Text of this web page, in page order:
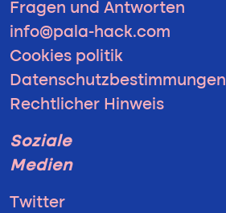
Fragen und Antworten
info@pala-hack.com
Cookies politik
Datenschutzbestimmungen
Rechtlicher Hinweis
Soziale
Medien
Twitter